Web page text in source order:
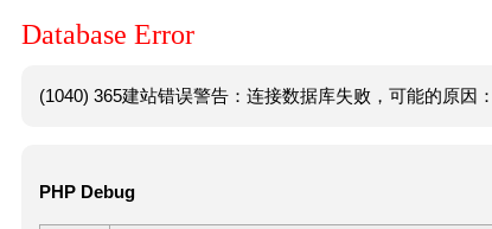
Database Error
(1040) 365建站错误警告：连接数据库失败，可能的原因
PHP Debug